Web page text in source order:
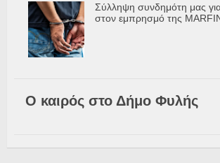
Σύλληψη συνδημότη μας
στον εμπρησμό της
Ο καιρός στο Δήμο Φυλής